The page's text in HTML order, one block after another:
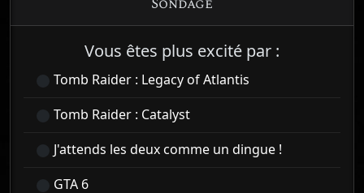
Vous êtes plus excité par :
Tomb Raider : Legacy of Atlantis
Tomb Raider : Catalyst
J'attends les deux comme un dingue !
GTA 6